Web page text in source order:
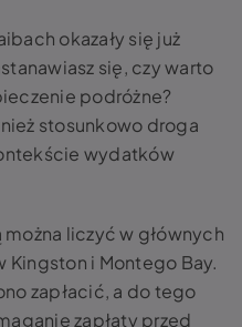
okazały się już
się, czy warto
podróżne?
stosunkowo droga
wydatków
liczyć w głównych
i Montego Bay.
zapłacić, a do tego
zapłaty przed